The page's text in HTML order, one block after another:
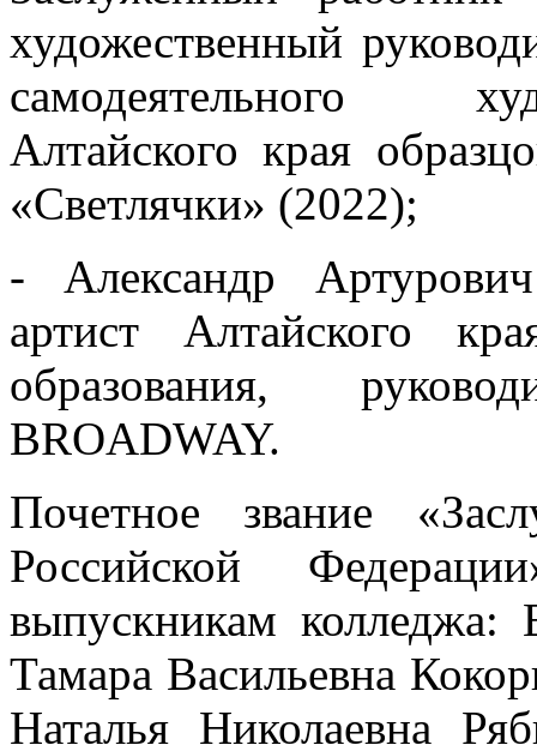
художественный
самодеятельного
Алтайского края
«Светлячки» (2022);
- Александр
артист Алтайского
образования,
BROADWAY.
Почетное звание
Российской
выпускникам колледжа:
Тамара Васильевна
Наталья Николаевна